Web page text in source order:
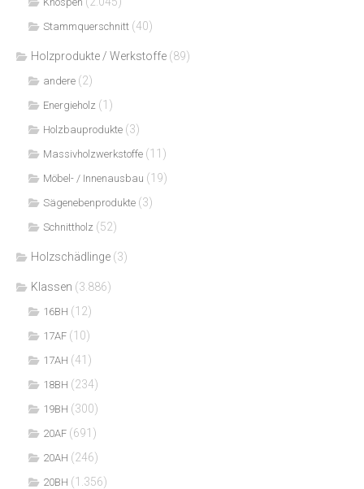
Stammquerschnitt (40)
Holzprodukte / Werkstoffe (89)
andere (2)
Energieholz (1)
Holzbauprodukte (3)
Massivholzwerkstoffe (11)
Möbel- / Innenausbau (19)
Sägenebenprodukte (3)
Schnittholz (52)
Holzschädlinge (3)
Klassen (3.886)
16BH (12)
17AF (10)
17AH (41)
18BH (234)
19BH (300)
20AF (691)
20AH (246)
20BH (1.356)